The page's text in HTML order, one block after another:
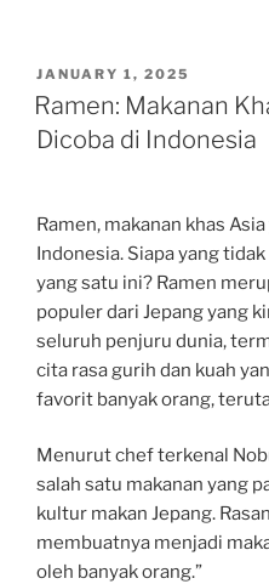
POSTED
ON
JANUARY 1, 2025
Ramen: Makanan
Dicoba di Indonesia
Ramen, makanan khas
Indonesia. Siapa yang
yang satu ini? Ramen
populer dari Jepang yang
seluruh penjuru dunia,
cita rasa gurih dan kuah
favorit banyak orang,
Menurut chef terkenal
salah satu makanan yang
kultur makan Jepang.
membuatnya menjadi
oleh banyak orang.”